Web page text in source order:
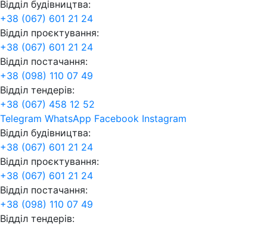
Відділ будівництва:
+38 (067) 601 21 24
Відділ проєктування:
+38 (067) 601 21 24
Відділ постачання:
+38 (098) 110 07 49
Відділ тендерів:
+38 (067) 458 12 52
Telegram WhatsApp Facebook Instagram
Відділ будівництва:
+38 (067) 601 21 24
Відділ проєктування:
+38 (067) 601 21 24
Відділ постачання:
+38 (098) 110 07 49
Відділ тендерів: